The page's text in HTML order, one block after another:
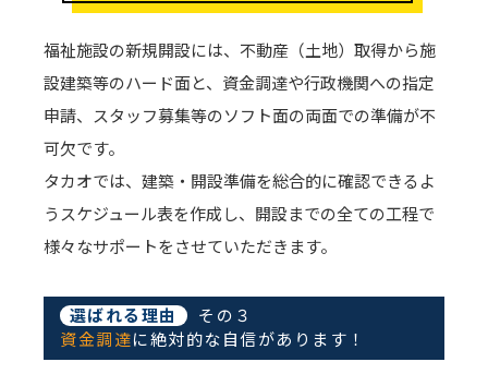
福祉施設の新規開設には、不動産（土地）取得から施
設建築等のハード面と、資金調達や行政機関への指定
申請、スタッフ募集等のソフト面の両面での準備が不
可欠です。
タカオでは、建築・開設準備を総合的に確認できるよ
うスケジュール表を作成し、開設までの全ての工程で
様々なサポートをさせていただきます。
選ばれる理由
その３
資金調達に絶対的な自信があります！